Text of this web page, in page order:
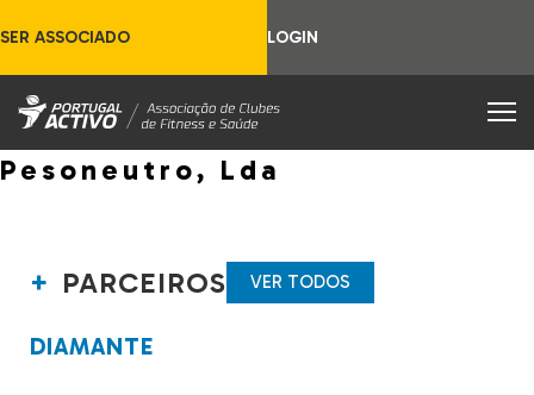
SER ASSOCIADO LOGIN
Pesoneutro, Lda
PARCEIROS VER TODOS
DIAMANTE